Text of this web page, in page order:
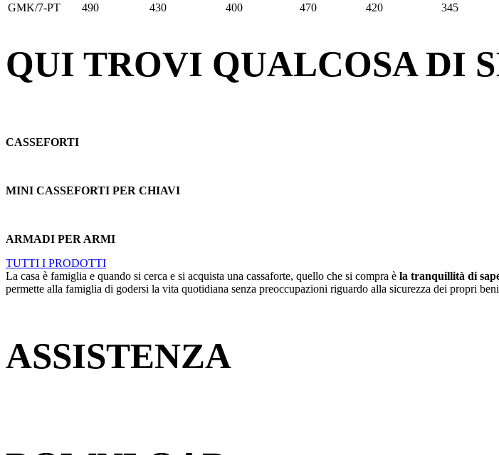
GMK/7-PT
490 430 400 470 420 345
QUI TROVI QUALCOSA DI
CASSEFORTI
MINI CASSEFORTI PER CHIAVI
ARMADI PER ARMI
TUTTI I PRODOTTI
La casa è famiglia e quando si cerca e si acquista una cassaforte, quello che si compra è la tranquillità di
permette alla famiglia di godersi la vita quotidiana senza preoccupazioni riguardo alla sicurezza dei propri
ASSISTENZA